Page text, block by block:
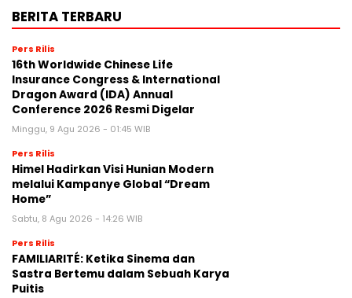
BERITA TERBARU
Pers Rilis
16th Worldwide Chinese Life
Insurance Congress & International
Dragon Award (IDA) Annual
Conference 2026 Resmi Digelar
Minggu, 9 Agu 2026 - 01:45 WIB
Pers Rilis
Himel Hadirkan Visi Hunian Modern
melalui Kampanye Global “Dream
Home”
Sabtu, 8 Agu 2026 - 14:26 WIB
Pers Rilis
FAMILIARITÉ: Ketika Sinema dan
Sastra Bertemu dalam Sebuah Karya
Puitis